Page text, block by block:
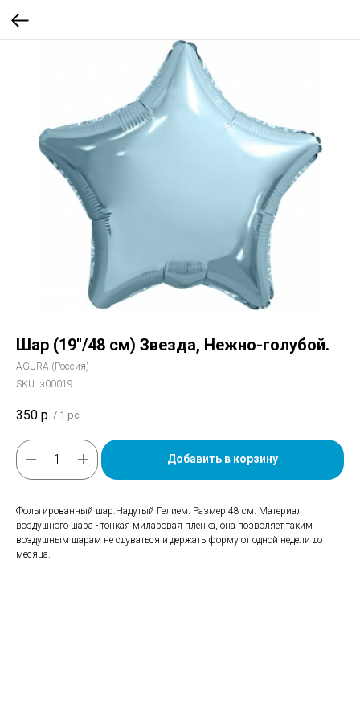
Шар (19''/48 см) Звезда, Нежно-голубой.
AGURA (Россия)
SKU: з00019
350 р. / 1 pc
Добавить в корзину
Фольгированный шар.Надутый Гелием. Размер 48 см. Материал
воздушного шара - тонкая миларовая пленка, она позволяет таким
воздушным шарам не сдуваться и держать форму от одной недели до
месяца.